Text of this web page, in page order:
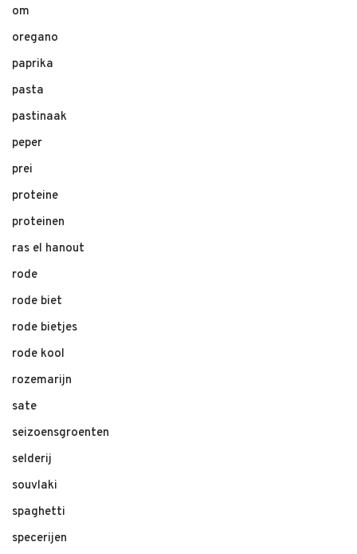
om
oregano
paprika
pasta
pastinaak
peper
prei
proteine
proteinen
ras el hanout
rode
rode biet
rode bietjes
rode kool
rozemarijn
sate
seizoensgroenten
selderij
souvlaki
spaghetti
specerijen